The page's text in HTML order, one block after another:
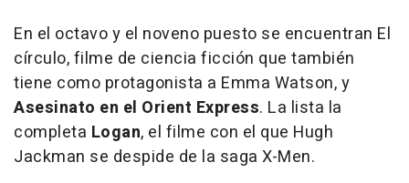
En el octavo y el noveno puesto se encuentran El
círculo, filme de ciencia ficción que también
tiene como protagonista a Emma Watson, y
Asesinato en el Orient Express. La lista la
completa Logan, el filme con el que Hugh
Jackman se despide de la saga X-Men.